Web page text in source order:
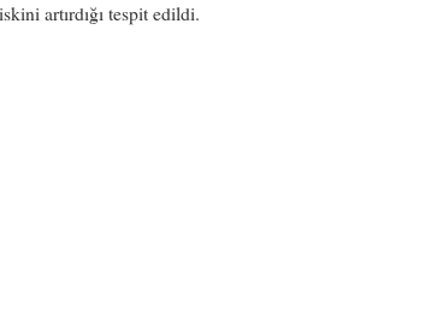
artırdığı tespit edildi.